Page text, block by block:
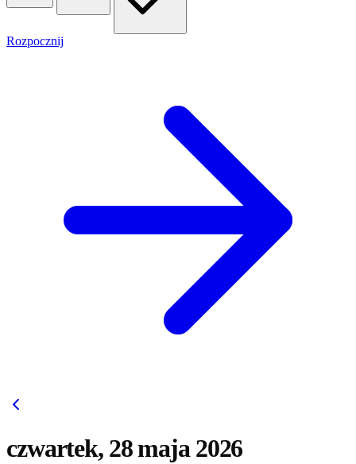
Rozpocznij
czwartek, 28 maja 2026